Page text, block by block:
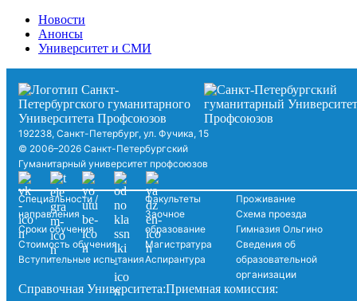
Новости
Анонсы
Университет и СМИ
192238, Санкт-Петербург, ул. Фучика, 15
© 2006–2026 Санкт-Петербургский
Гуманитарный университет профсоюзов
Специальности /
направления
Сроки обучения
Стоимость обучения
Вступительные испытания
Факультеты
Заочное
образование
Магистратура
Аспирантура
Проживание
Схема проезда
Гимназия Ольгино
Сведения об
образовательной
организации
Справочная Университета:Приемная комиссия: